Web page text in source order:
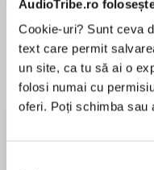
AudioTribe.ro
Cookie-uri? Sunt ceva
text care permit
un site, ca tu să ai o
folosi numai cu
oferi. Poți schimba sau
Desprecarte
Enchanting stories,
pony adventures…